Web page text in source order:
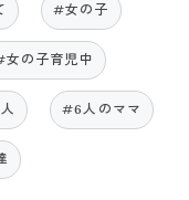
#女の子
女の子育児中
#6人のママ